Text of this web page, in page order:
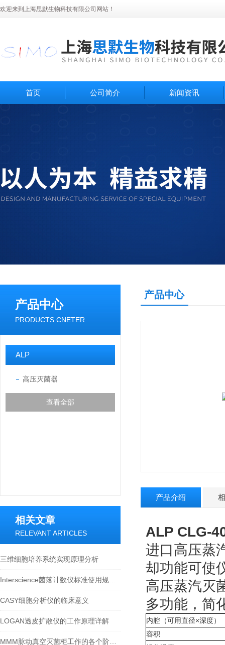
欢迎来到上海思默生物科技有限公司网站！
首页 公司简介 新闻资讯
产品中心
PRODUCTS CNETER
ALP
高压灭菌器
查看全部
相关文章
RELEVANT ARTICLES
三维细胞培养系统实现原理分析
CASY细胞分析仪的临床意义
LOGAN透皮扩散仪的工作原理详解
产品中心
产品介绍
ALP CLG-
进口高压蒸
却功能可使
高压蒸汽灭
多功能，简
内腔（可用直径×深度）
容积